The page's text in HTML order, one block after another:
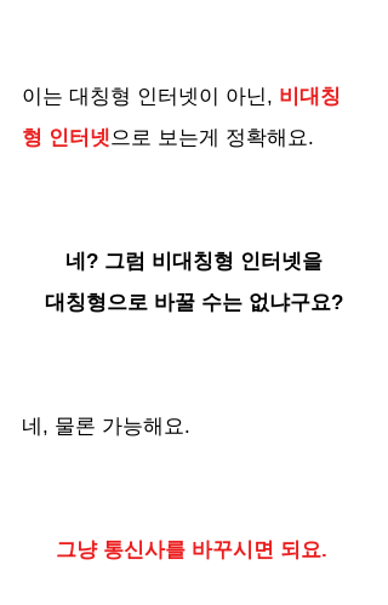
이는 대칭형 인터넷이 아닌, 비대칭
형 인터넷으로 보는게 정확해요.
네? 그럼 비대칭형 인터넷을
대칭형으로 바꿀 수는 없냐구요?
네, 물론 가능해요.
그냥 통신사를 바꾸시면 되요.